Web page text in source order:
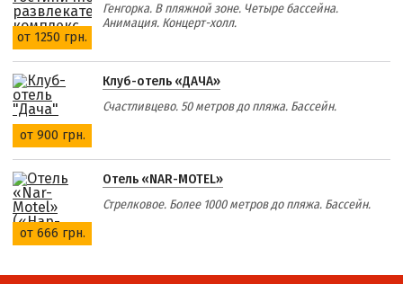
от 1250 грн.
Генгорка. В пляжной зоне. Четыре бассейна.
Анимация. Концерт-холл.
от 900 грн.
Клуб-отель «ДАЧА»
Счастливцево. 50 метров до пляжа. Бассейн.
от 666 грн.
Отель «NAR-MOTEL»
Стрелковое. Более 1000 метров до пляжа. Бассейн.